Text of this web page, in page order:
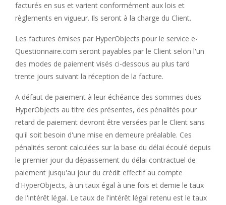
facturés en sus et varient conformément aux lois et
règlements en vigueur. Ils seront à la charge du Client.
Les factures émises par HyperObjects pour le service e-
Questionnaire.com seront payables par le Client selon l'un
des modes de paiement visés ci-dessous au plus tard
trente jours suivant la réception de la facture.
A défaut de paiement à leur échéance des sommes dues
HyperObjects au titre des présentes, des pénalités pour
retard de paiement devront être versées par le Client sans
qu'il soit besoin d'une mise en demeure préalable. Ces
pénalités seront calculées sur la base du délai écoulé depuis
le premier jour du dépassement du délai contractuel de
paiement jusqu'au jour du crédit effectif au compte
d'HyperObjects, à un taux égal à une fois et demie le taux
de l'intérêt légal. Le taux de l'intérêt légal retenu est le taux